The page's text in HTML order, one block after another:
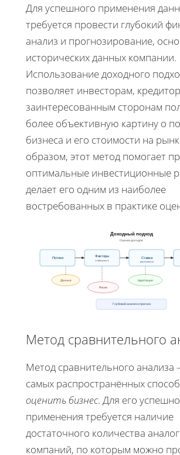
Для успешного применения
требуется провести глубокий
анализ и прогнозирование,
исторических данных компании.
Использование доходного
позволяет инвесторам,
заинтересованным сторонам
более объективную картину о
бизнеса и его стоимости на
образом, этот метод помогает
оптимальные инвестиционные
делает его одним из наиболее
востребованных в практике
Доходный подход
Оценка доходов
Потоки Факторы
стабильность
Ставка
риск/капитал
Данные
Риски
Адаптация
Глубокий анализ и прогноз
Метод сравнительного
Метод сравнительного анализа
самых распространённых
оценить бизнес. Для его
применения требуется наличие
достаточного количества
компаний, по которым можно